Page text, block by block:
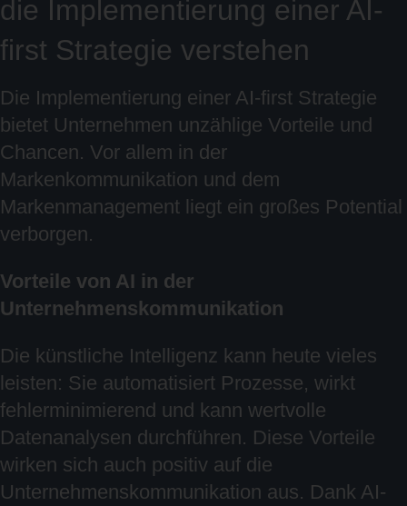
die Implementierung einer AI-
first Strategie verstehen
Die Implementierung einer AI-first Strategie
bietet Unternehmen unzählige Vorteile und
Chancen. Vor allem in der
Markenkommunikation und dem
Markenmanagement liegt ein großes Potential
verborgen.
Vorteile von AI in der
Unternehmenskommunikation
Die künstliche Intelligenz kann heute vieles
leisten: Sie automatisiert Prozesse, wirkt
fehlerminimierend und kann wertvolle
Datenanalysen durchführen. Diese Vorteile
wirken sich auch positiv auf die
Unternehmenskommunikation aus. Dank AI-